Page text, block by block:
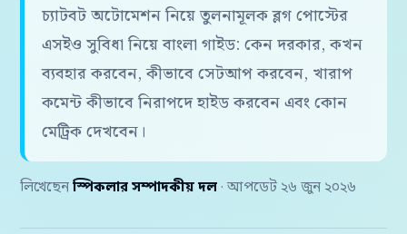
চ্যাটবট অটোমেশন নিয়ে তুলনামূলক ব্লগ পোস্টের
এসইও সুবিধা নিয়ে বাংলা গাইড: কেন দরকার, কখন
ব্যবহার করবেন, কীভাবে সেটআপ করবেন, খারাপ
কমেন্ট কীভাবে নিরাপদে হাইড করবেন এবং কোন
মেট্রিক দেখবেন।
লিখেছেন স্পিকলার সম্পাদকীয় দল · আপডেট ২৬ জুন ২০২৬